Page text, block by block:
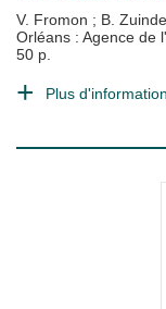
V. Fromon ; B.
Orléans : Agence de
50 p.
Plus